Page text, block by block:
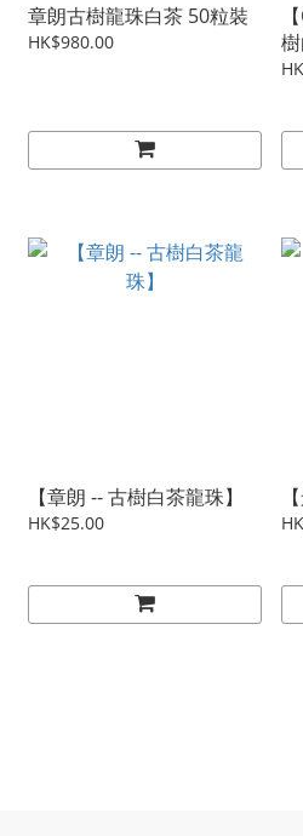
章朗古樹龍珠白茶 50粒裝
HK$980.00
【章朗 -- 古樹白茶龍珠】
HK$25.00